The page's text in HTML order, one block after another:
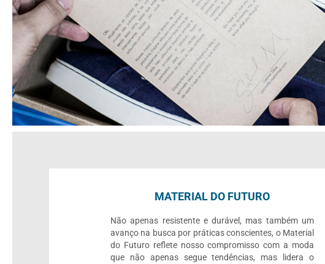
MATERIAL DO FUTURO
Não apenas resistente e durável, mas também um
avanço na busca por práticas conscientes, o Material
do Futuro reflete nosso compromisso com a moda
que não apenas segue tendências, mas lidera o